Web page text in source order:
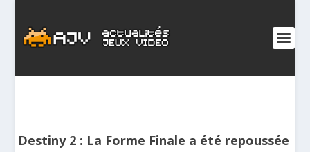
Destiny 2 : La Forme Finale a été repoussée